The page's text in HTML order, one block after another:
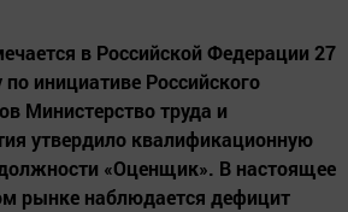
в Российской Федерации 27
инициативе Российского
Министерство труда и
утвердило квалификационную
«Оценщик». В настоящее
рынке наблюдается дефицит